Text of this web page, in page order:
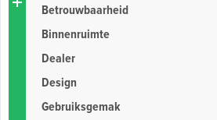
Betrouwbaarheid
Binnenruimte
Dealer
Design
Gebruiksgemak